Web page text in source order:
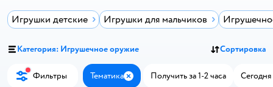
Игрушки детские Игрушки для мальчиков
Категория: Игрушечное оружие Сортировка
Фильтры Тематика ЗакрытьПолучить за 1-2 часа Сегодня